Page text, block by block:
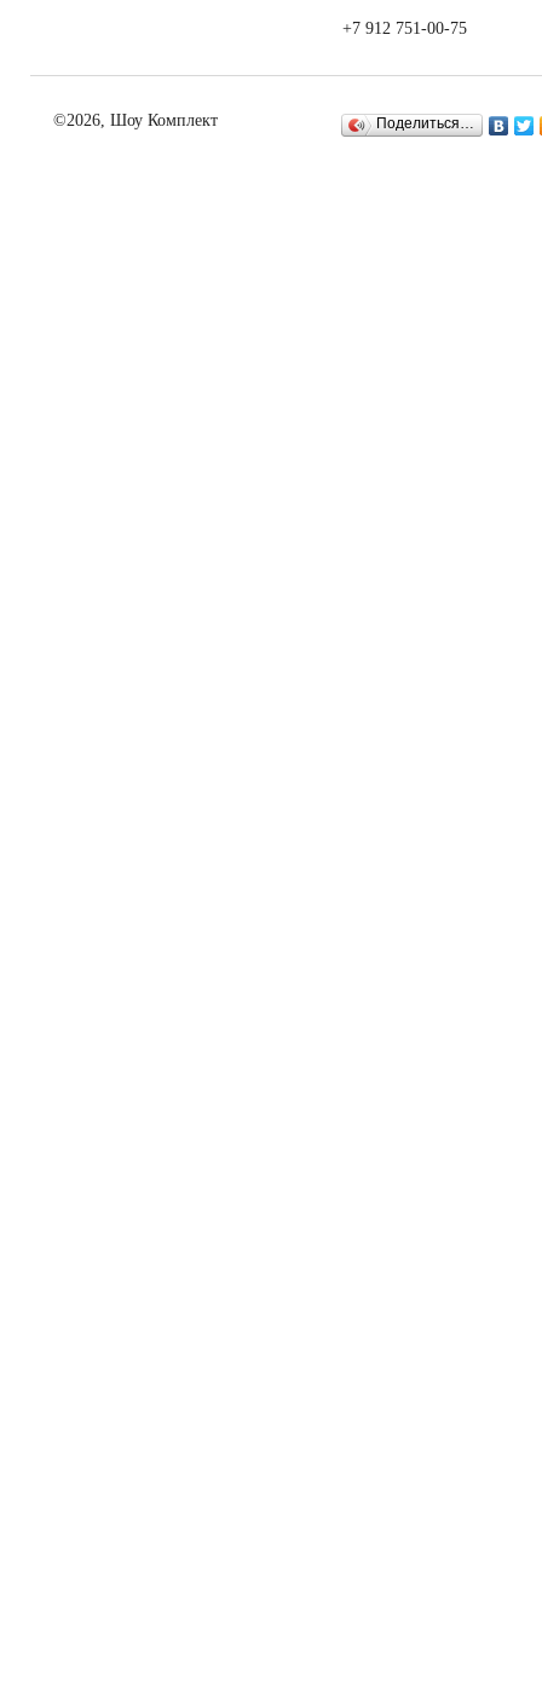
+7 912 751-00-75
©2026, Шоу Комплект Поделиться…